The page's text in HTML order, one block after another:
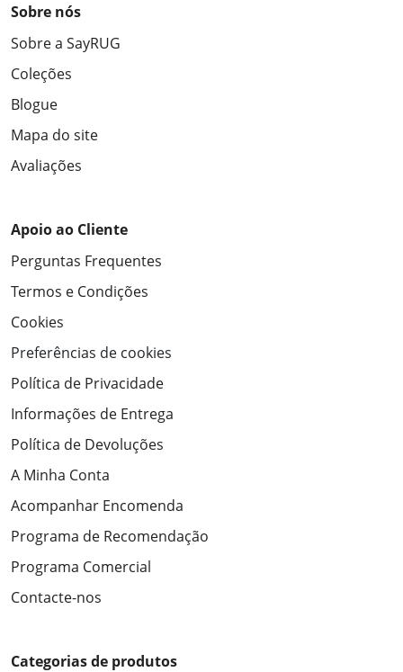
Sobre nós
Sobre a SayRUG
Coleções
Blogue
Mapa do site
Avaliações
Apoio ao Cliente
Perguntas Frequentes
Termos e Condições
Cookies
Preferências de cookies
Política de Privacidade
Informações de Entrega
Política de Devoluções
A Minha Conta
Acompanhar Encomenda
Programa de Recomendação
Programa Comercial
Contacte-nos
Categorias de produtos